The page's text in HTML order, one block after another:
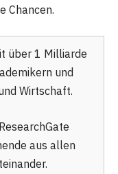
Chancen.
über 1 Milliarde
und
Wirtschaft.
ResearchGate
aus allen